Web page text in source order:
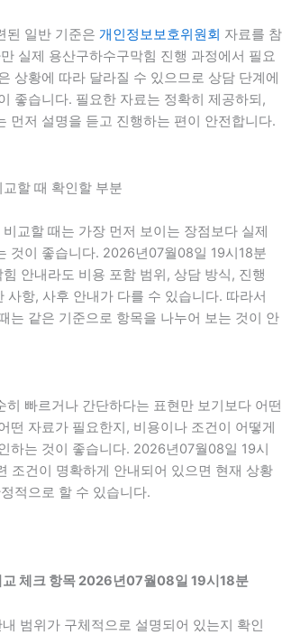
된 일반 기준은 개인정보보호위원회 자료를 참
실제 용산구하수구막힘 진행 과정에서 필요
상황에 따라 달라질 수 있으므로 상담 단계에
좋습니다. 필요한 자료는 정확히 제공하되,
먼저 설명을 듣고 진행하는 편이 안전합니다.
할 때 확인할 부분
교할 때는 가장 먼저 보이는 장점보다 실제
것이 좋습니다. 2026년07월08일 19시18분
안내라도 비용 포함 범위, 상담 방식, 진행
사항, 사후 안내가 다를 수 있습니다. 따라서
는 같은 기준으로 항목을 나누어 보는 것이 안
히 빠르거나 간단하다는 표현만 보기보다 어떤
떤 자료가 필요한지, 비용이나 조건이 어떻게
하는 것이 좋습니다. 2026년07월08일 19시
조건이 명확하게 안내되어 있으면 현재 상황
적으로 할 수 있습니다.
교 체크 항목 2026년07월08일 19시18분
범위가 구체적으로 설명되어 있는지 확인